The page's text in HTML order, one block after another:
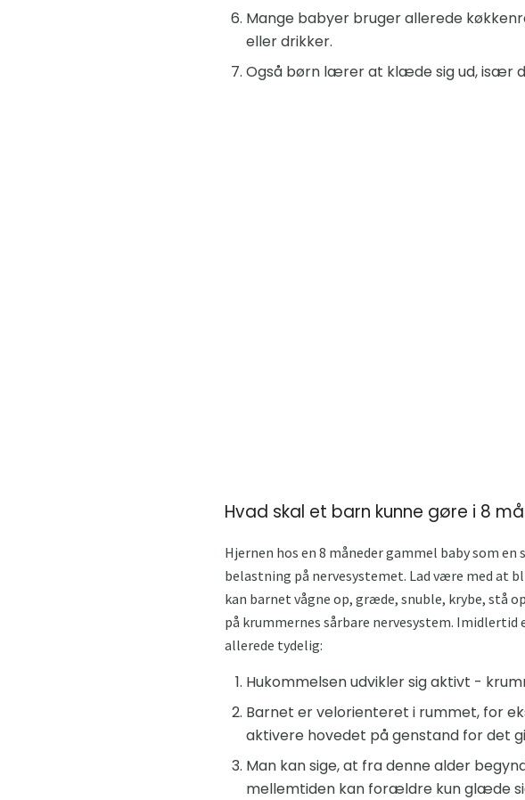
Mange babyer bruger allerede
eller drikker.
Også børn lærer at klæde sig ud, især
Hvad skal et barn kunne gøre i 8
Hjernen hos en 8 måneder gammel baby som
belastning på nervesystemet. Lad være med at
kan barnet vågne op, græde, snuble, krybe, stå
på krummernes sårbare nervesystem.
allerede tydelig:
Hukommelsen udvikler sig aktivt -
Barnet er velorienteret i rummet, for
aktivere hovedet på genstand for det
Man kan sige, at fra denne alder
mellemtiden kan forældre kun glæde